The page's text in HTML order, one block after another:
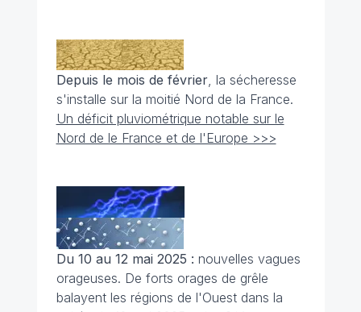
Depuis le mois de février, la sécheresse
s'installe sur la moitié Nord de la France.
Un déficit pluviométrique notable sur le
Nord de le France et de l'Europe >>>
Du 10 au 12 mai 2025 : nouvelles vagues
orageuses. De forts orages de grêle
balayent les régions de l'Ouest dans la